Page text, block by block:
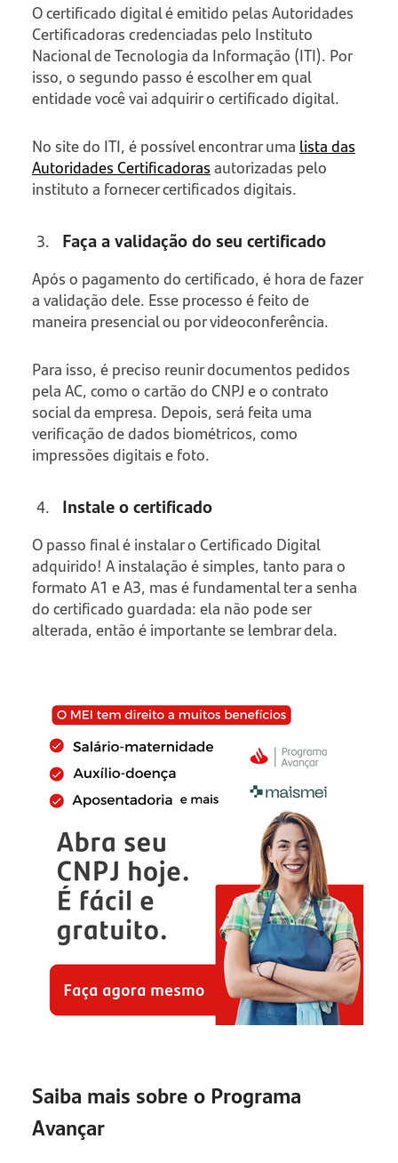
O certificado digital é emitido pelas Autoridades
Certificadoras credenciadas pelo Instituto
Nacional de Tecnologia da Informação (ITI). Por
isso, o segundo passo é escolher em qual
entidade você vai adquirir o certificado digital.
No site do ITI, é possível encontrar uma lista das
Autoridades Certificadorasautorizadas pelo
instituto a fornecer certificados digitais.
Faça a validação do seu certificado
Após o pagamento do certificado, é hora de fazer
a validação dele. Esse processo é feito de
maneira presencial ou por videoconferência.
Para isso, é preciso reunir documentos pedidos
pela AC, como o cartão do CNPJ e o contrato
social da empresa. Depois, será feita uma
verificação de dados biométricos, como
impressões digitais e foto.
Instale o certificado
O passo final é instalar o Certificado Digital
adquirido! A instalação é simples, tanto para o
formato A1 e A3, mas é fundamental ter a senha
do certificado guardada: ela não pode ser
alterada, então é importante se lembrar dela.
Saiba mais sobre o Programa
Avançar